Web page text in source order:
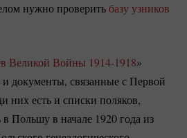
нужно проверить базу узников
Великой Войны 1914-1918»
документы, связанные с Первой
них есть и списки поляков,
Польшу в начале 1920 года из